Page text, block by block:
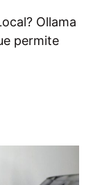
Ollama
permite